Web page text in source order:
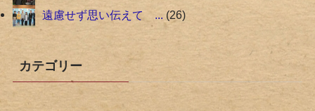
遠慮せず思い伝えて ... 26
カテゴリー